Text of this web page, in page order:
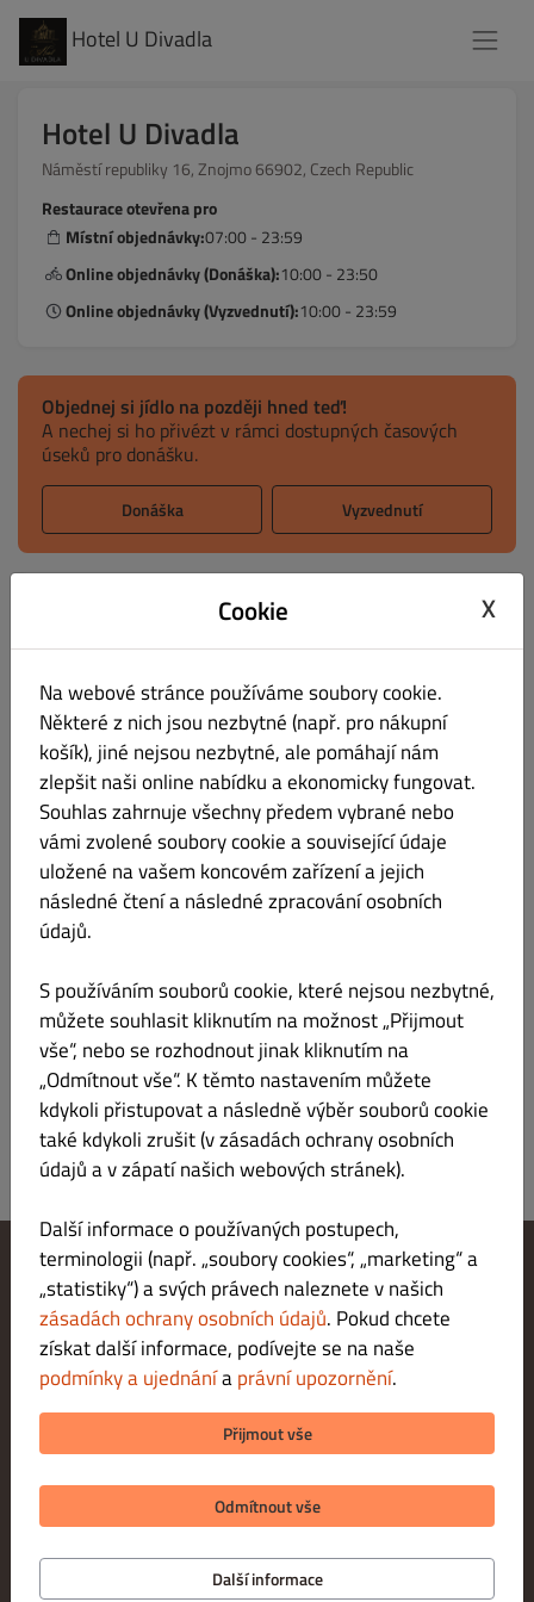
Hotel U Divadla
Hotel U Divadla
Náměstí republiky 16, Znojmo 66902, Czech Republic
Restaurace otevřena pro
Místní objednávky:07:00 - 23:59
Online objednávky (Donáška):10:00 - 23:50
Online objednávky (Vyzvednutí):10:00 - 23:59
Objednej si jídlo na později hned teď!
A nechej si ho přivézt v rámci dostupných časových
úseků pro donášku.
Donáška Vyzvednutí
Info Alergeny
HOVĚZÍ MASO Vše DENNÍ NABÍDKA DENNÍ MENU
HOVĚZÍ MASO
Hovězí RUMP steak s pepřovou omáčkou Kč 295.00
TATARÁK Kč 239.00
Změnit nastavení souborů cookie
Kontaktuj nás
Zásady ochrany osobních údajů
Podmínky a ujednání
Právní upozornění
METODY PLATBY PŘI DORUČENÍ
METODY PLATBY PŘI VYZVEDNUTÍ
Cookie X
Na webové stránce používáme soubory cookie.
Některé z nich jsou nezbytné (např. pro nákupní
košík), jiné nejsou nezbytné, ale pomáhají nám
zlepšit naši online nabídku a ekonomicky fungovat.
Souhlas zahrnuje všechny předem vybrané nebo
vámi zvolené soubory cookie a související údaje
uložené na vašem koncovém zařízení a jejich
následné čtení a následné zpracování osobních
údajů.
S používáním souborů cookie, které nejsou nezbytné,
můžete souhlasit kliknutím na možnost „Přijmout
vše“, nebo se rozhodnout jinak kliknutím na
„Odmítnout vše“. K těmto nastavením můžete
kdykoli přistupovat a následně výběr souborů cookie
také kdykoli zrušit (v zásadách ochrany osobních
údajů a v zápatí našich webových stránek).
Další informace o používaných postupech,
terminologii (např. „soubory cookies“, „marketing“ a
„statistiky“) a svých právech naleznete v našich
zásadách ochrany osobních údajů. Pokud chcete
získat další informace, podívejte se na naše
podmínky a ujednáníaprávní upozornění.
Přijmout vše
Odmítnout vše
Další informace